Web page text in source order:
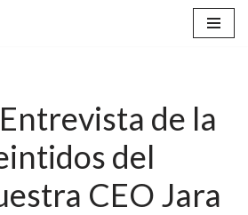
de la
del
CEO Jara